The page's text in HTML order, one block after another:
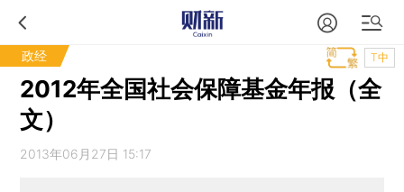
政经 T中
2012年全国社会保障基金年报（全
文）
2013年06月27日 15:17